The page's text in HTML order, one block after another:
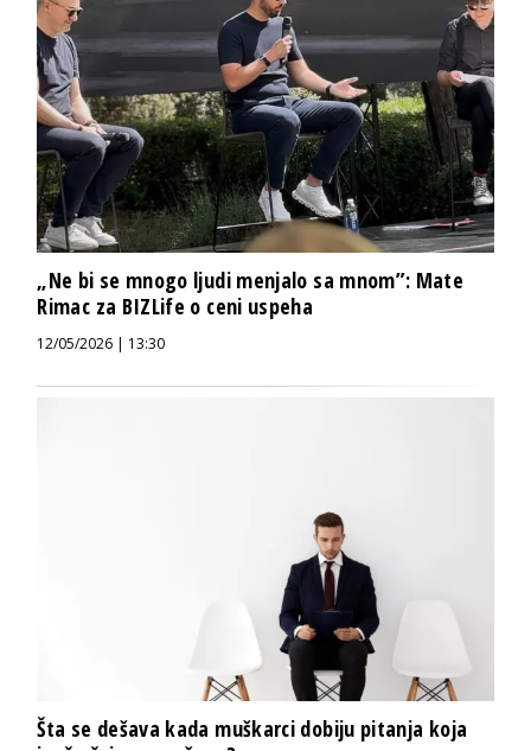
„Ne bi se mnogo ljudi menjalo sa mnom”: Mate
Rimac za BIZLife o ceni uspeha
12/05/2026 | 13:30
Šta se dešava kada muškarci dobiju pitanja koja